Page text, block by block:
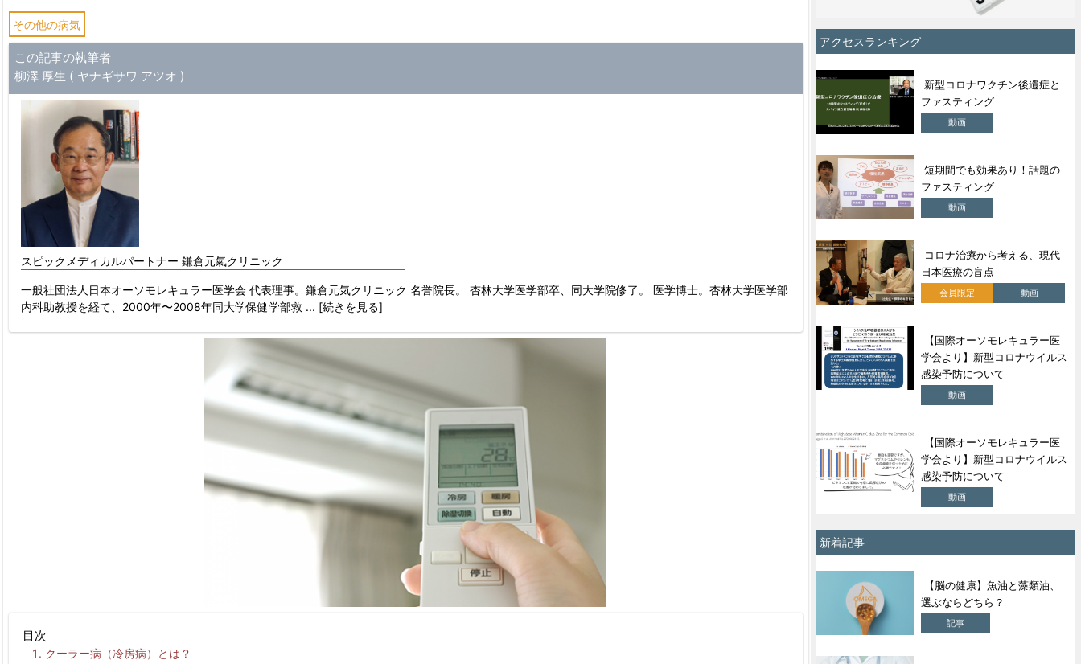
その他の病気
この記事の執筆者
柳澤 厚生 ( ヤナギサワ アツオ )
スピックメディカルパートナー 鎌倉元氣クリニック
一般社団法人日本オーソモレキュラー医学会 代表理事。鎌倉元気クリニック 名誉院長。 杏林大学医学部卒、同大学院修了。 医学博士。杏林大学医学部
内科助教授を経て、2000年〜2008年同大学保健学部救 ... [続きを見る]
目次
クーラー病（冷房病）とは？
アクセスランキング
新型コロナワクチン後遺症と
ファスティング
動画
短期間でも効果あり！話題の
ファスティング
動画
コロナ治療から考える、現代
日本医療の盲点
会員限定 動画
【国際オーソモレキュラー医
学会より】新型コロナウイルス
感染予防について
動画
【国際オーソモレキュラー医
学会より】新型コロナウイルス
感染予防について
動画
新着記事
【脳の健康】魚油と藻類油、
選ぶならどちら？
記事